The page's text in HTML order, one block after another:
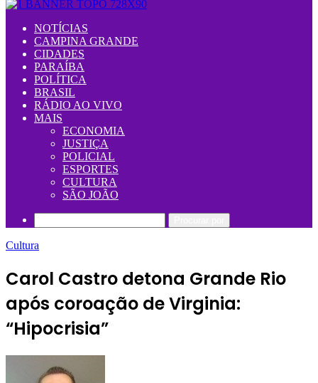
NOTÍCIAS
CAMPINA GRANDE
CIDADES
PARAÍBA
POLÍTICA
BRASIL
RÁDIO AO VIVO
MAIS
ECONOMIA
JUSTIÇA
POLICIAL
ESPORTES
CULTURA
SÃO JOÃO
Cultura
Carol Castro detona Grande Rio
após coroação de Virginia:
“Hipocrisia”